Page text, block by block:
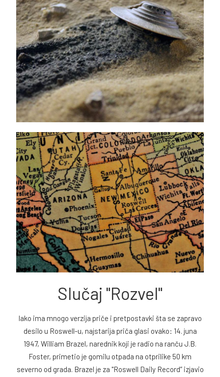
Slučaj "Rozvel"
Iako ima mnogo verzija priče i pretpostavki šta se zapravo
desilo u Roswell-u, najstarija priča glasi ovako: 14. juna
1947, William Brazel, narednik koji je radio na ranču J.B.
Foster, primetio je gomilu otpada na otprilike 50 km
severno od grada. Brazel je za "Roswell Daily Record” izjavio